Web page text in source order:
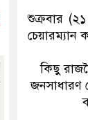
শুক্রবার
চেয়ারম্যান
কিছু
জনসাধারণ